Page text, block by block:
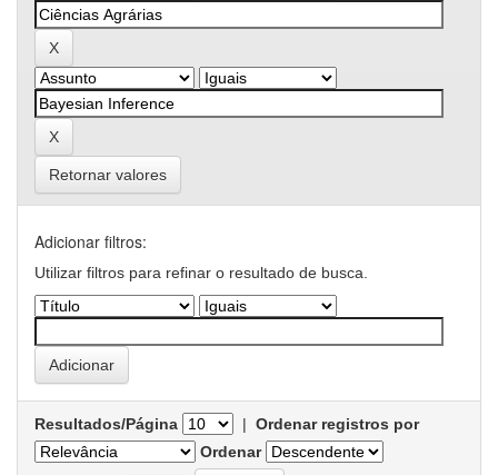
Retornar valores
Adicionar filtros:
Utilizar filtros para refinar o resultado de busca.
Resultados/Página | Ordenar registros por
Ordenar